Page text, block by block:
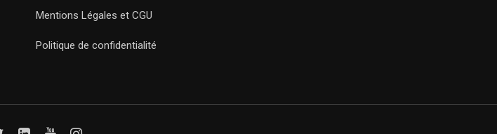
Mentions Légales et CGU
Politique de confidentialité